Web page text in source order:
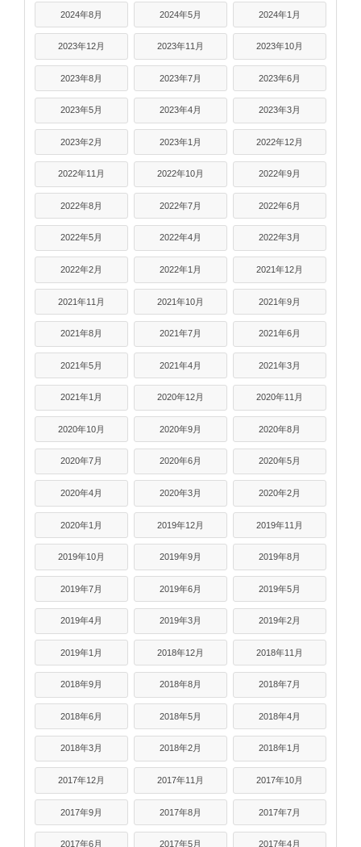
2024年8月 2024年5月 2024年1月
2023年12月 2023年11月 2023年10月
2023年8月 2023年7月 2023年6月
2023年5月 2023年4月 2023年3月
2023年2月 2023年1月 2022年12月
2022年11月 2022年10月 2022年9月
2022年8月 2022年7月 2022年6月
2022年5月 2022年4月 2022年3月
2022年2月 2022年1月 2021年12月
2021年11月 2021年10月 2021年9月
2021年8月 2021年7月 2021年6月
2021年5月 2021年4月 2021年3月
2021年1月 2020年12月 2020年11月
2020年10月 2020年9月 2020年8月
2020年7月 2020年6月 2020年5月
2020年4月 2020年3月 2020年2月
2020年1月 2019年12月 2019年11月
2019年10月 2019年9月 2019年8月
2019年7月 2019年6月 2019年5月
2019年4月 2019年3月 2019年2月
2019年1月 2018年12月 2018年11月
2018年9月 2018年8月 2018年7月
2018年6月 2018年5月 2018年4月
2018年3月 2018年2月 2018年1月
2017年12月 2017年11月 2017年10月
2017年9月 2017年8月 2017年7月
2017年6月 2017年5月 2017年4月